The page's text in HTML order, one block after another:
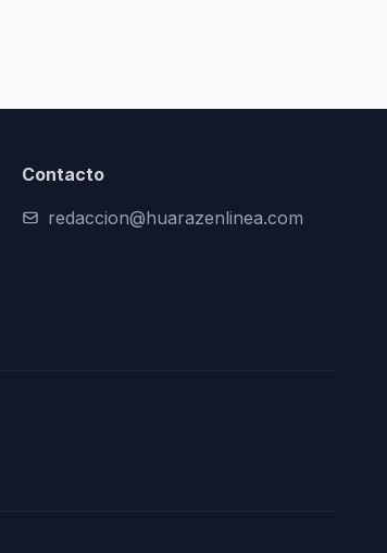
Contacto
redaccion@huarazenlinea.com